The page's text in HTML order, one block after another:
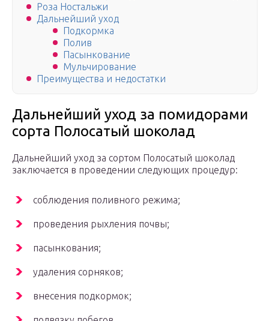
Роза Ностальжи
Дальнейший уход
Подкормка
Полив
Пасынкование
Мульчирование
Преимущества и недостатки
Дальнейший уход за помидорами
сорта Полосатый шоколад
Дальнейший уход за сортом Полосатый шоколад
заключается в проведении следующих процедур:
соблюдения поливного режима;
проведения рыхления почвы;
пасынкования;
удаления сорняков;
внесения подкормок;